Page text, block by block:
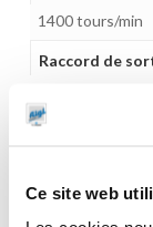
Ce site web
1400 tours/min
Raccord de
Matière
Taille max des